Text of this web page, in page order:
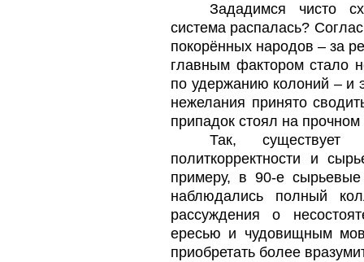
Зададимся чисто
система распалась?
покорённых народов – за
главным фактором стало
по удержанию колоний – и
нежелания принято
припадок стоял на
Так, существует
политкорректности и
примеру, в 90-е
наблюдались полный
рассуждения о
ересью и чудовищным
приобретать более